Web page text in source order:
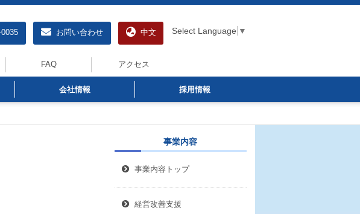
お問い合わせ 中文 Select Language ▼
FAQ アクセス
会社情報 採用情報
事業内容
事業内容トップ
経営改善支援